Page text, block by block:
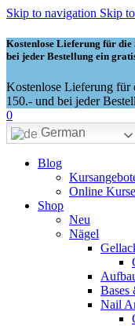
Skip to navigation Skip
Kostenlose Lieferung für die
bei jeder Bestellung ein
Kostenlose Lieferung
150.- und bei jeder
0
German
Blog
Online Kurse
Shop
Neu
Nägel
Bases
Nail